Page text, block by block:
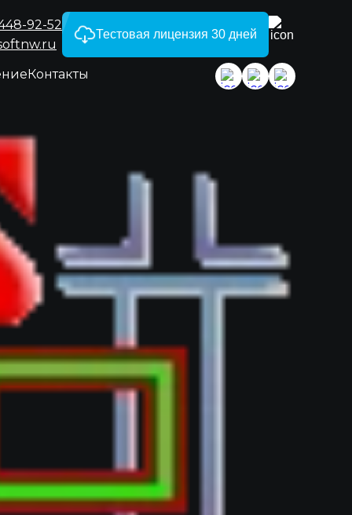
92-52
Тестовая лицензия 30 дней
Контакты